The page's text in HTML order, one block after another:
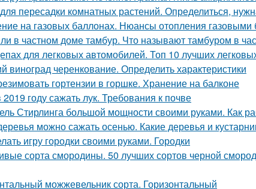
пересадки комнатных растений. Определиться,
на газовых баллонах. Нюансы отопления газовыми
в частном доме тамбур. Что называют тамбуром в
для легковых автомобилей. Топ 10 лучших
виноград черенкование. Определить характеристики
гортензии в горшке. Хранение на балконе
2019 году сажать лук. Требования к почве
Стирлинга большой мощности своими руками. Как
можно сажать осенью. Какие деревья и
игру городки своими руками. Городки
сорта смородины. 50 лучших сортов черной
можжевельник сорта. Горизонтальный